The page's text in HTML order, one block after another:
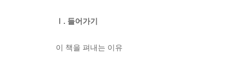
Ⅰ. 들어가기
이 책을 펴내는 이유